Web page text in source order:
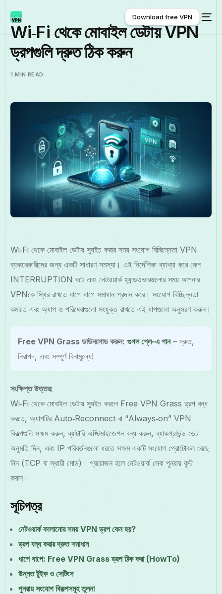
বাংলা
Download free VPN
Download free VPN
Wi‑Fi থেকে মোবাইল ডেটায় VPN
ড্রপগুলি দ্রুত ঠিক করুন
1 MIN READ
Wi‑Fi থেকে মোবাইল ডেটায় স্যুইচ করার সময় সংযোগ বিচ্ছিন্নতা VPN
ব্যবহারকারীদের জন্য একটি সাধারণ সমস্যা। এই নির্দেশিকা ব্যাখ্যা করে কেন
INTERRUPTION ঘটে এবং নেটওয়ার্ক হ্যান্ডওভারগুলোর সময় আপনার
VPNকে স্থির রাখতে ধাপে ধাপে সমাধান প্রদান করে। সংযোগ বিচ্ছিন্নতা
কমাতে এবং অ্যাপ ও পরিষেবাগুলো সংযুক্ত রাখতে এই ধাপগুলো অনুসরণ করুন।
Free VPN Grass ডাউনলোড করুন: গুগল প্লে-এ পান– দ্রুত,
নিরাপদ, এবং সম্পূর্ণ বিনামূল্যে!
সংক্ষিপ্ত উত্তর:
Wi‑Fi থেকে মোবাইল ডেটায় স্যুইচ করলে Free VPN Grass ড্রপ বন্ধ
করতে, অ্যাপটির Auto‑Reconnect বা “Always‑on” VPN
বিকল্পগুলি সক্ষম করুন, ব্যাটারি অপ্টিমাইজেশন বন্ধ করুন, ব্যাকগ্রাউন্ড ডেটা
অনুমতি দিন, এবং IP পরিবর্তনগুলো ধরতে সক্ষম একটি সংযোগ প্রোটোকল বেছে
নিন (TCP বা স্থায়ী মোড)। প্রয়োজন হলে নেটওয়ার্ক সেবা পুনরায় বুস্ট
করুন।
সূচিপত্র
নেটওয়ার্ক বদলানোর সময় VPN ড্রপ কেন হয়?
ড্রপ বন্ধ করার দ্রুত সমাধান
ধাপে ধাপে: Free VPN Grass ড্রপ ঠিক করা (HowTo)
উন্নত টুইক ও সেটিংস
পুনরায় সংযোগ বিকল্পসমূহ তুলনা